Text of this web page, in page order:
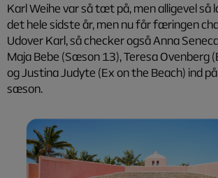
Karl Weihe var så tæt på, men alligevel så
det hele sidste år, men nu får færingen
Udover Karl, så checker også Anna
Maja Bebe (Sæson 13), Teresa Ovenberg
og Justina Judyte (Ex on the Beach) ind
sæson.